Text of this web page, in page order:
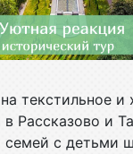
текстильное и
в Рассказово и
семей с детьми